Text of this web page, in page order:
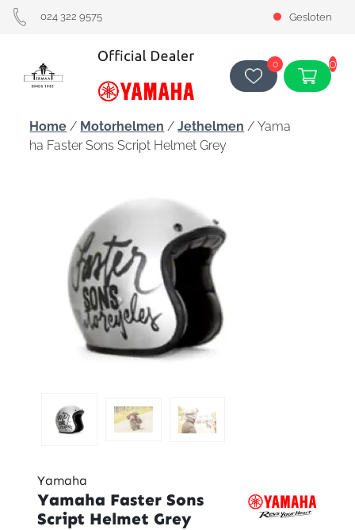
024 322 9575 Gesloten
0 0
Home / Motorhelmen /Jethelmen / Yama
ha Faster Sons Script Helmet Grey
Yamaha
Yamaha Faster Sons
Script Helmet Grey